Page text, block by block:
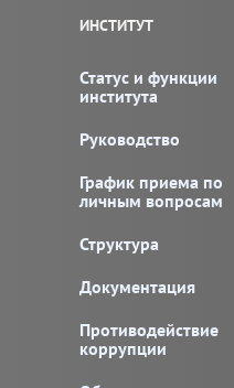
ИНСТИТУТ
Статус и функции
института
Руководство
График приема по
личным вопросам
Структура
Документация
Противодействие
коррупции